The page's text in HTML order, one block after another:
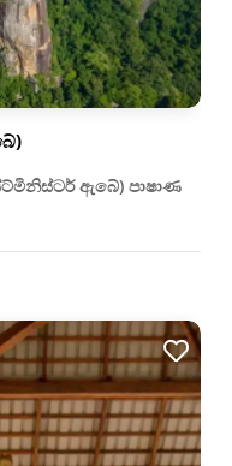
ඇබේ) පාෂාණ